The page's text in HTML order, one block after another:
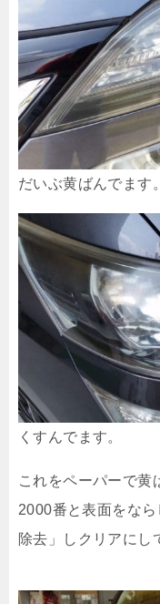
だいぶ黄ばんでます。
くすんでます。
これをペーパーで黄
2000番と表面をな
除去」しクリアにし